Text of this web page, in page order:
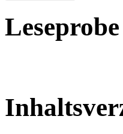
Leseprobe